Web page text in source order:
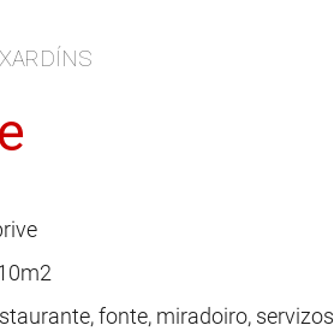
fonte, miradoiro,